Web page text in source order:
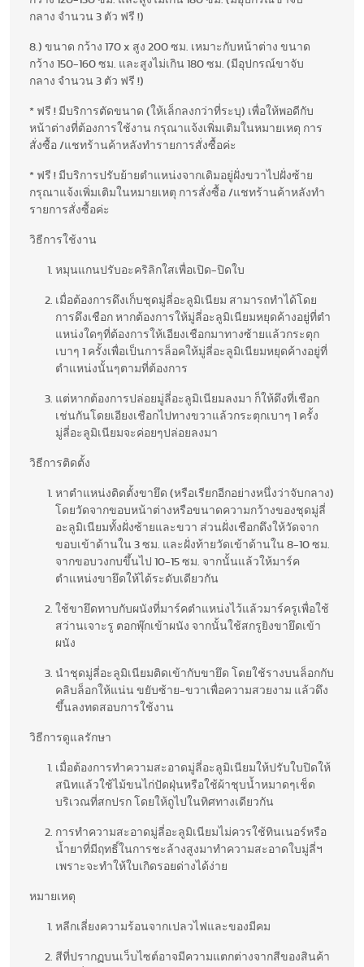
กลาง จำนวน 3 ตัว ฟรี !)
8.) ขนาด กว้าง 170 x สูง 200 ซม. เหมาะกับหน้าต่าง ขนาด
กว้าง 150-160 ซม. และสูงไม่เกิน 180 ซม. (มีอุปกรณ์ขาจับ
กลาง จำนวน 3 ตัว ฟรี !)
* ฟรี ! มีบริการตัดขนาด (ให้เล็กลงกว่าที่ระบุ) เพื่อให้พอดีกับ
หน้าต่างที่ต้องการใช้งาน กรุณาแจ้งเพิ่มเติมในหมายเหตุ การ
สั่งซื้อ /แชทร้านค้าหลังทำรายการสั่งซื้อค่ะ
* ฟรี ! มีบริการปรับย้ายตำแหน่งจากเดิมอยู่ฝั่งขวาไปฝั่งซ้าย
กรุณาแจ้งเพิ่มเติมในหมายเหตุ การสั่งซื้อ /แชทร้านค้าหลังทำ
รายการสั่งซื้อค่ะ
วิธีการใช้งาน
หมุนแกนปรับอะคริลิกใสเพื่อเปิด-ปิดใบ
เมื่อต้องการดึงเก็บชุดมู่ลี่อะลูมิเนียม สามารถทำได้โดย
การดึงเชือก หากต้องการให้มู่ลี่อะลูมิเนียมหยุดค้างอยู่ที่ตำ
แหน่งใดๆที่ต้องการให้เอียงเชือกมาทางซ้ายแล้วกระตุก
เบาๆ 1 ครั้งเพื่อเป็นการล็อคให้มู่ลี่อะลูมิเนียมหยุดค้างอยู่ที่
ตำแหน่งนั้นๆตามที่ต้องการ
แต่หากต้องการปล่อยมู่ลี่อะลูมิเนียมลงมา ก็ให้ดึงที่เชือก
เช่นกันโดยเอียงเชือกไปทางขวาแล้วกระตุกเบาๆ 1 ครั้ง
มู่ลี่อะลูมิเนียมจะค่อยๆปล่อยลงมา
วิธีการติดตั้ง
หาตำแหน่งติดตั้งขายึด (หรือเรียกอีกอย่างหนึ่งว่าจับกลาง)
โดยวัดจากขอบหน้าต่างหรือขนาดความกว้างของชุดมู่ลี่
อะลูมิเนียมทั้งฝั่งซ้ายและขวา ส่วนฝั่งเชือกดึงให้วัดจาก
ขอบเข้าด้านใน 3 ซม. และฝั่งท้ายวัดเข้าด้านใน 8-10 ซม.
จากขอบวงกบขึ้นไป 10-15 ซม. จากนั้นแล้วให้มาร์ค
ตำแหน่งขายึดให้ได้ระดับเดียวกัน
ใช้ขายึดทาบกับผนังที่มาร์คตำแหน่งไว้แล้วมาร์ครูเพื่อใช้
สว่านเจาะรู ตอกพุ๊กเข้าผนัง จากนั้นใช้สกรูยิงขายึดเข้า
ผนัง
นำชุดมู่ลี่อะลูมิเนียมติดเข้ากับขายึด โดยใช้รางบนล็อกกับ
คลิบล็อกให้แน่น ขยับซ้าย-ขวาเพื่อความสวยงาม แล้วดึง
ขึ้นลงทดสอบการใช้งาน
วิธีการดูแลรักษา
เมื่อต้องการทำความสะอาดมู่ลี่อะลูมิเนียมให้ปรับใบปิดให้
สนิทแล้วใช้ไม้ขนไก่ปัดฝุ่นหรือใช้ผ้าชุบน้ำหมาดๆเช็ด
บริเวณที่สกปรก โดยให้ถูไปในทิศทางเดียวกัน
การทำความสะอาดมู่ลี่อะลูมิเนียมไม่ควรใช้ทินเนอร์หรือ
น้ำยาที่มีฤทธิ์ในการชะล้างสูงมาทำความสะอาดใบมู่ลี่ฯ
เพราะจะทำให้ใบเกิดรอยด่างได้ง่าย
หมายเหตุ
หลีกเลี่ยงความร้อนจากเปลวไฟและของมีคม
สีที่ปรากฏบนเว็บไซต์อาจมีความแตกต่างจากสีของสินค้า